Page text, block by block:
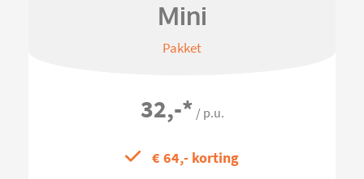
Mini
Pakket
32,-* / p.u.
€ 64,- korting